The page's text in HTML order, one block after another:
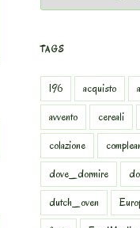
TAGS
196 acquisto
avvento
cereali
colazione
dove_dormire
dutch_oven